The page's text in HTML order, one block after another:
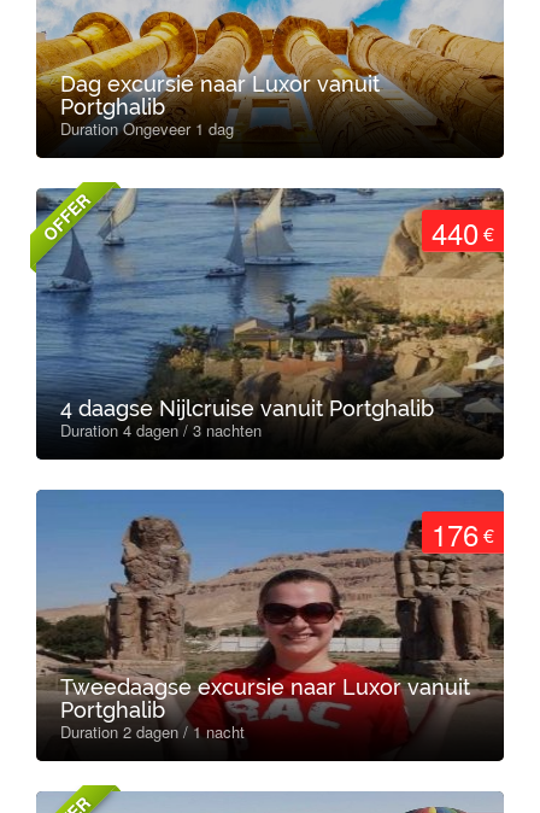
Dag excursie naar Luxor vanuit
Portghalib
Duration Ongeveer 1 dag
OFFER 440€
4 daagse Nijlcruise vanuit Portghalib
Duration 4 dagen / 3 nachten
176€
Tweedaagse excursie naar Luxor vanuit
Portghalib
Duration 2 dagen / 1 nacht